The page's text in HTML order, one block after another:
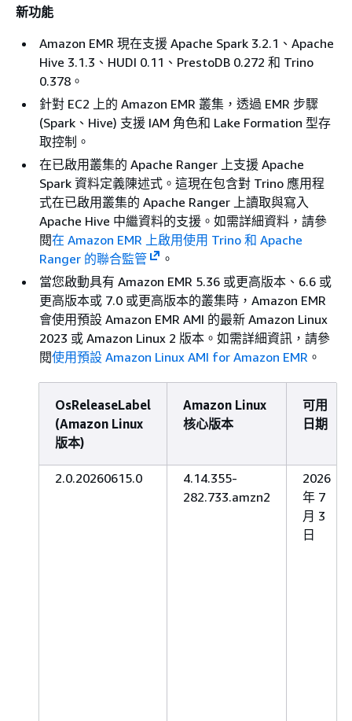
新功能
Amazon EMR 現在支援 Apache Spark 3.2.1、Apache
Hive 3.1.3、HUDI 0.11、PrestoDB 0.272 和 Trino
0.378。
針對 EC2 上的 Amazon EMR 叢集，透過 EMR 步驟
(Spark、Hive) 支援 IAM 角色和 Lake Formation 型存
取控制。
在已啟用叢集的 Apache Ranger 上支援 Apache
Spark 資料定義陳述式。這現在包含對 Trino 應用程
式在已啟用叢集的 Apache Ranger 上讀取與寫入
Apache Hive 中繼資料的支援。如需詳細資料，請參
閱在 Amazon EMR 上啟用使用 Trino 和 Apache
Ranger 的聯合監管
。
當您啟動具有 Amazon EMR 5.36 或更高版本、6.6 或
更高版本或 7.0 或更高版本的叢集時，Amazon EMR
會使用預設 Amazon EMR AMI 的最新 Amazon Linux
2023 或 Amazon Linux 2 版本。如需詳細資訊，請參
閱使用預設 Amazon Linux AMI for Amazon EMR 。
OsReleaseLabel
(Amazon Linux
版本)
Amazon Linux
核心版本
可用
日期
2.0.20260615.0
4.14.355-
282.733.amzn2
2026
年 7
月 3
日